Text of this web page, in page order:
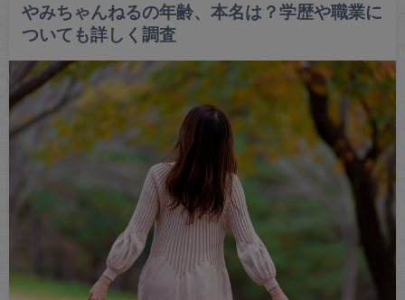
やみちゃんねるの年齢、本名は？学歴や職業に
ついても詳しく調査